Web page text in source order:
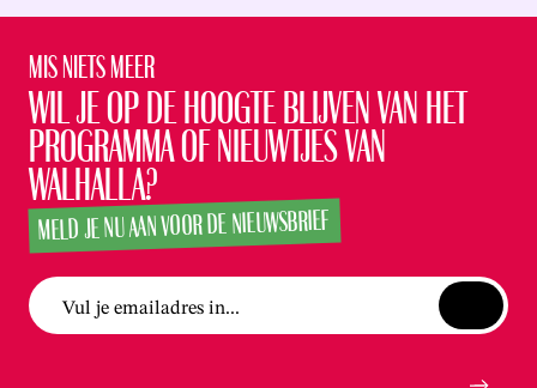
Mis niets meer
Wil je op de hoogte blijven van het
programma of nieuwtjes van
Walhalla?
MELD JE NU AAN VOOR DE NIEUWSBRIEF
Vul je emailadres in...